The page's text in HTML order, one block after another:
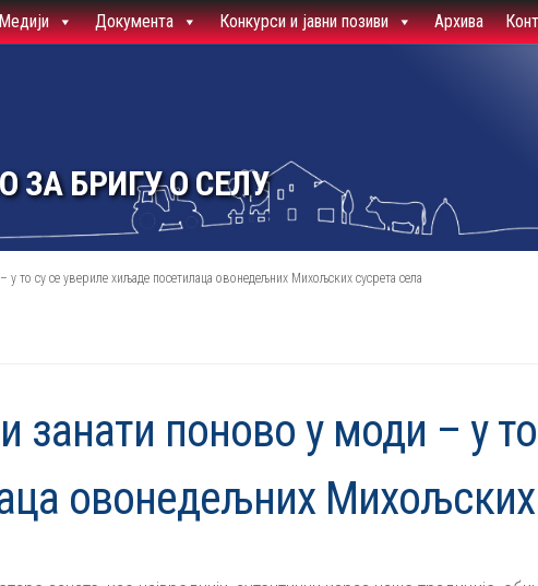
Документа Конкурси и јавни позиви Архива
ЗА БРИГУ О СЕЛУ
то су се увериле хиљаде посетилаца овонедељних Михољских сусрета села
занати поново у моди – у
овонедељних Михољских